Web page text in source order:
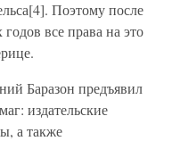
Поэтому после
все права на это
Баразон предъявил
издательские
а также